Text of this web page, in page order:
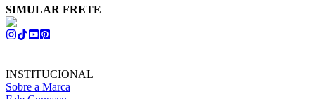
SIMULAR FRETE
INSTITUCIONAL
Sobre a Marca